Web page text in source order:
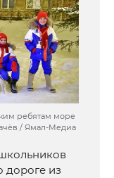
ребятам море
/ Ямал-Медиа
дороге из